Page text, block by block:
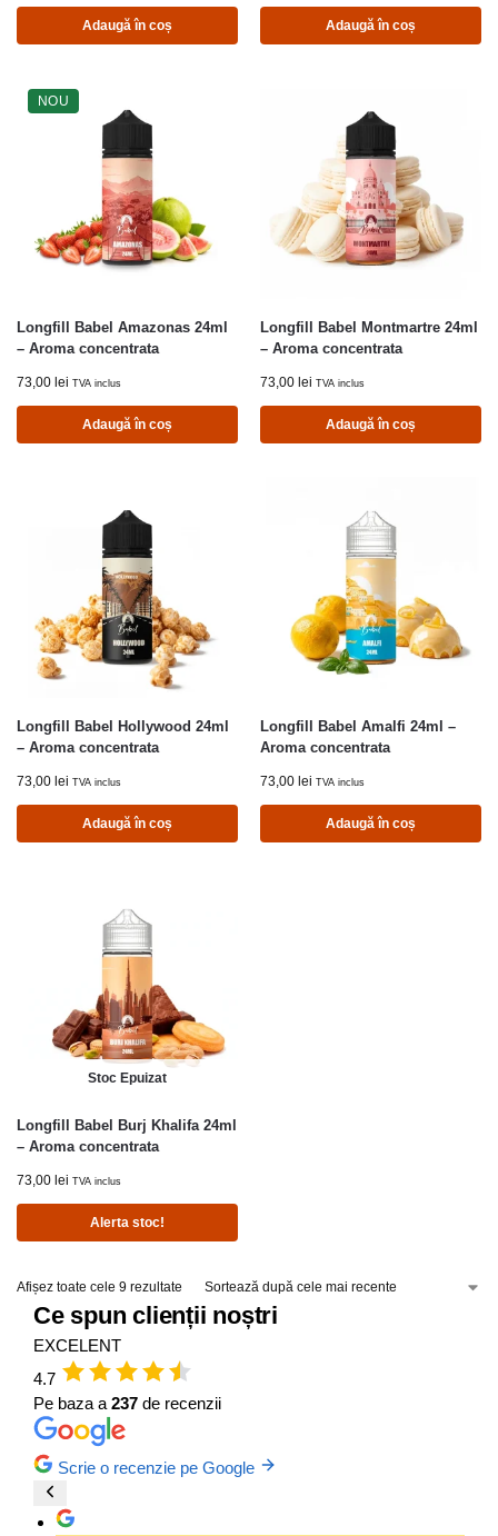
Adaugă în coș Adaugă în coș
NOU
Longfill Babel Amazonas 24ml
– Aroma concentrata
73,00 lei TVA inclus
Adaugă în coș
Longfill Babel Montmartre 24ml
– Aroma concentrata
73,00 lei TVA inclus
Adaugă în coș
Longfill Babel Hollywood 24ml
– Aroma concentrata
73,00 lei TVA inclus
Adaugă în coș
Longfill Babel Amalfi 24ml –
Aroma concentrata
73,00 lei TVA inclus
Adaugă în coș
Stoc Epuizat
Longfill Babel Burj Khalifa 24ml
– Aroma concentrata
73,00 lei TVA inclus
Alerta stoc!
Afișez toate cele 9 rezultate
Ce spun clienții noștri
EXCELENT
4.7
Pe baza a 237 de recenzii
Scrie o recenzie pe Google